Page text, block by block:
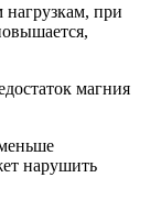
при
магния
нарушить